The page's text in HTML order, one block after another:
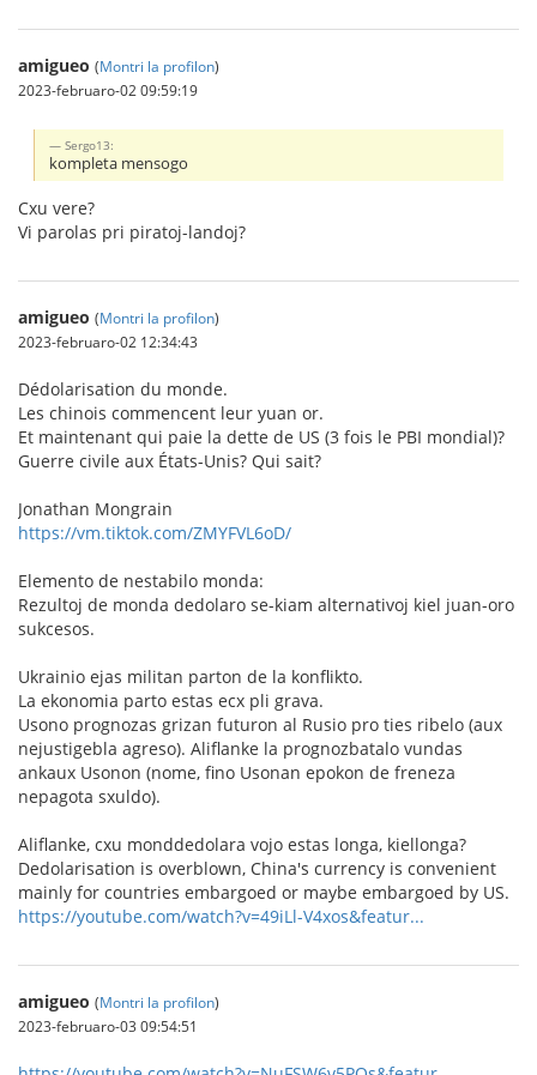
amigueo (Montri la profilon)
2023-februaro-02 09:59:19
Sergo13:
kompleta mensogo
Cxu vere?
Vi parolas pri piratoj-landoj?
amigueo (Montri la profilon)
2023-februaro-02 12:34:43
Dédolarisation du monde.
Les chinois commencent leur yuan or.
Et maintenant qui paie la dette de US (3 fois le PBI mondial)?
Guerre civile aux États-Unis? Qui sait?
Jonathan Mongrain
https://vm.tiktok.com/ZMYFVL6oD/
Elemento de nestabilo monda:
Rezultoj de monda dedolaro se-kiam alternativoj kiel juan-oro
sukcesos.
Ukrainio ejas militan parton de la konflikto.
La ekonomia parto estas ecx pli grava.
Usono prognozas grizan futuron al Rusio pro ties ribelo (aux
nejustigebla agreso). Aliflanke la prognozbatalo vundas
ankaux Usonon (nome, fino Usonan epokon de freneza
nepagota sxuldo).
Aliflanke, cxu monddedolara vojo estas longa, kiellonga?
Dedolarisation is overblown, China's currency is convenient
mainly for countries embargoed or maybe embargoed by US.
https://youtube.com/watch?v=49iLl-V4xos&featur...
amigueo (Montri la profilon)
2023-februaro-03 09:54:51